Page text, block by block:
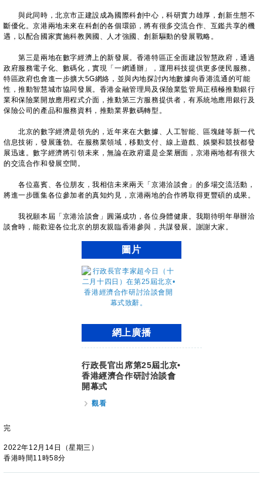
與此同時，北京市正建設成為國際科創中心，科研實力雄厚，創新生態不
斷優化。京港兩地未來在科創的各個環節，將有很多交流合作、互鑑共享的機
遇，以配合國家實施科教興國、人才強國、創新驅動的發展戰略。
第三是兩地在數字經濟上的新發展。香港特區正全面建設智慧政府，通過
政府服務電子化、數碼化，實現「一網通辦」，運用科技提供更多便民服務。
特區政府也會進一步擴大5G網絡，並與內地探討內地數據向香港流通的可能
性，推動智慧城市協同發展。香港金融管理局及保險業監管局正積極推動銀行
業和保險業開放應用程式介面，推動第三方服務提供者，有系統地應用銀行及
保險公司的產品和服務資料，推動業界數碼轉型。
北京的數字經濟是領先的，近年來在大數據、人工智能、區塊鏈等新一代
信息技術，發展蓬勃。在服務業領域，移動支付、線上遊戲、娛樂和競技都發
展迅速。數字經濟將引領未來，無論在政府還是企業層面，京港兩地都有很大
的交流合作和發展空間。
各位嘉賓、各位朋友，我相信未來兩天「京港洽談會」的多場交流活動，
將進一步匯集各位參加者的真知灼見，京港兩地的合作將取得更豐碩的成果。
我祝願本屆「京港洽談會」圓滿成功，各位身體健康。我期待明年舉辦洽
談會時，能歡迎各位北京的朋友親臨香港參與，共謀發展。謝謝大家。
圖片
網上廣播
行政長官出席第25屆北京•
香港經濟合作研討洽談會
開幕式
觀看
完
2022年12月14日（星期三）
香港時間11時58分